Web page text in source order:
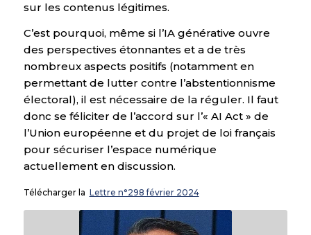
sur les contenus légitimes.
C’est pourquoi, même si l’IA générative ouvre
des perspectives étonnantes et a de très
nombreux aspects positifs (notamment en
permettant de lutter contre l’abstentionnisme
électoral), il est nécessaire de la réguler. Il faut
donc se féliciter de l’accord sur l’« AI Act » de
l’Union européenne et du projet de loi français
pour sécuriser l’espace numérique
actuellement en discussion.
Télécharger la Lettre n°298 février 2024